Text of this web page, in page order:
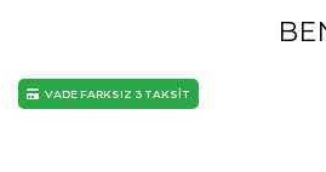
VADE FARKSIZ 3 TAKSİT